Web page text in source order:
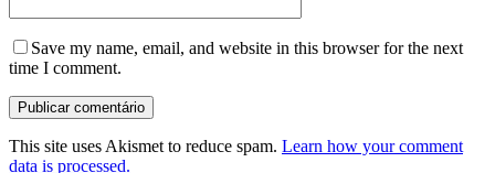
Save my name, email, and website in this browser for the next
time I comment.
This site uses Akismet to reduce spam. Learn how your comment
data is processed.